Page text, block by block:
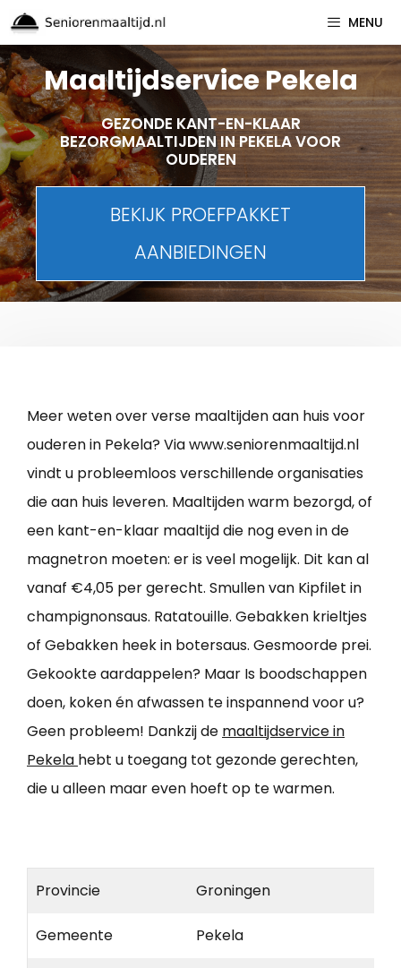
Spring
naar
inhoud
MENU
Maaltijdservice Pekela
GEZONDE KANT-EN-KLAAR
BEZORGMAALTIJDEN IN PEKELA VOOR
OUDEREN
BEKIJK PROEFPAKKET
AANBIEDINGEN
Meer weten over verse maaltijden aan huis voor
ouderen in Pekela? Via www.seniorenmaaltijd.nl
vindt u probleemloos verschillende organisaties
die aan huis leveren. Maaltijden warm bezorgd, of
een kant-en-klaar maaltijd die nog even in de
magnetron moeten: er is veel mogelijk. Dit kan al
vanaf €4,05 per gerecht. Smullen van Kipfilet in
champignonsaus. Ratatouille. Gebakken krieltjes
of Gebakken heek in botersaus. Gesmoorde prei.
Gekookte aardappelen? Maar Is boodschappen
doen, koken én afwassen te inspannend voor u?
Geen probleem! Dankzij de maaltijdservice in
Pekela hebt u toegang tot gezonde gerechten,
die u alleen maar even hoeft op te warmen.
Provincie Groningen
Gemeente Pekela